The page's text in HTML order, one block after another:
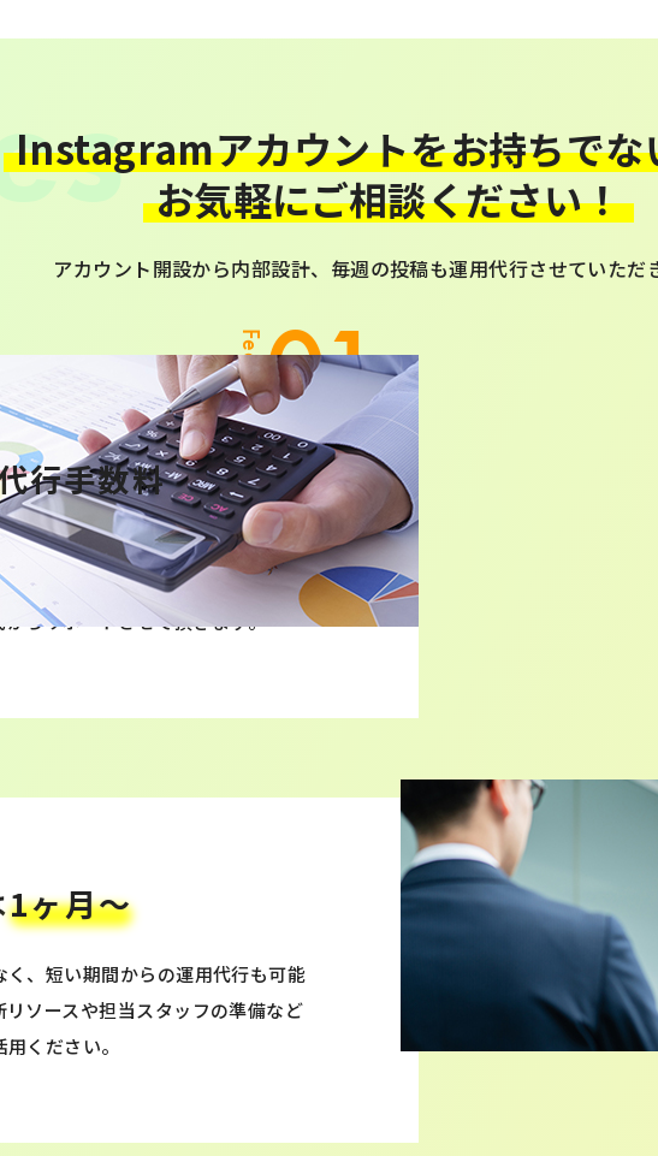
Instagramアカウントをお持ちでな
お気軽にご相談ください！
アカウント開設から内部設計、毎週の投稿も運用代行させていただ
Feature01
行手数料
業界でも格安の55,000円／月からとさせ
、アカウントをお持ちでない場合は、ア
からサポートさせて頂きます。
1ヶ月～
く、短い期間からの運用代行も可能
リソースや担当スタッフの準備など
ください。